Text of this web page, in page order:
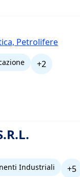
Petrolifere
+2
Industriali
+5